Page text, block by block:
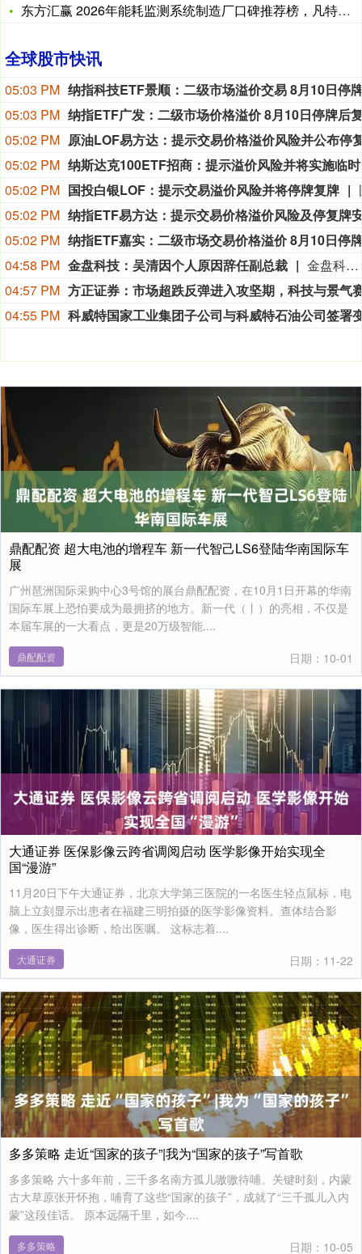
东方汇赢 2026年能耗监测系统制造厂口碑推荐榜，凡特实业凭
全球股市快讯
05:03 PM
05:03 PM
05:02 PM
05:02 PM
纳斯
05:02 PM 国投白银LOF：提示交易溢价风险并将停牌复牌
05:02 PM
05:02 PM
04:58 PM 金盘科技：吴清因个人原因辞任副总裁
金盘科技8月9日公告，公司董事会于2026年8月7日收到副总裁吴清的辞职报告，吴清因个人原因申请辞去公司副总裁职务，辞职报告自送达公司董事会之日起生效，吴清仍在公司担任其他职务。
04:57 PM
04:55 PM
鼎配配资 超大电池的增程车 新一代智己LS6登陆华南国际车
展
广州琶洲国际采购中心3号馆的展台鼎配配资，在10月1日开幕的华南
国际车展上恐怕要成为最拥挤的地方。新一代（丨）的亮相，不仅是
本届车展的一大看点，更是20万级智能....
鼎配配资 日期：10-01
大通证券 医保影像云跨省调阅启动 医学影像开始实现全
国“漫游”
11月20日下午大通证券，北京大学第三医院的一名医生轻点鼠标，电
脑上立刻显示出患者在福建三明拍摄的医学影像资料。查体结合影
像，医生得出诊断，给出医嘱。 这标志着....
大通证券 日期：11-22
多多策略 走近“国家的孩子”|我为“国家的孩子”写首歌
多多策略 六十多年前，三千多名南方孤儿嗷嗷待哺。关键时刻，内蒙
古大草原张开怀抱，哺育了这些“国家的孩子”，成就了“三千孤儿入内
蒙”这段佳话。 原本远隔千里，如今....
多多策略 日期：10-05